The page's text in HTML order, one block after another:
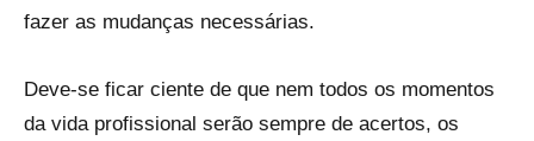
fazer as mudanças necessárias.
Deve-se ficar ciente de que nem todos os momentos
da vida profissional serão sempre de acertos, os